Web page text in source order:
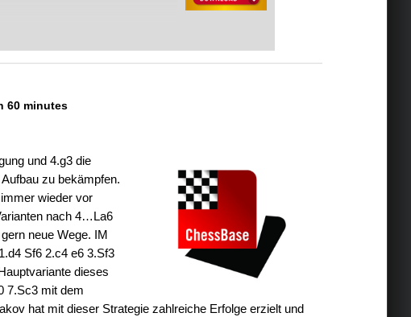
60 minutes
und 4.g3 die
zu bekämpfen.
wieder vor
nach 4…La6
neue Wege. IM
Sf6 2.c4 e6 3.Sf3
dieses
7.Sc3 mit dem
hat mit dieser Strategie zahlreiche Erfolge erzielt und